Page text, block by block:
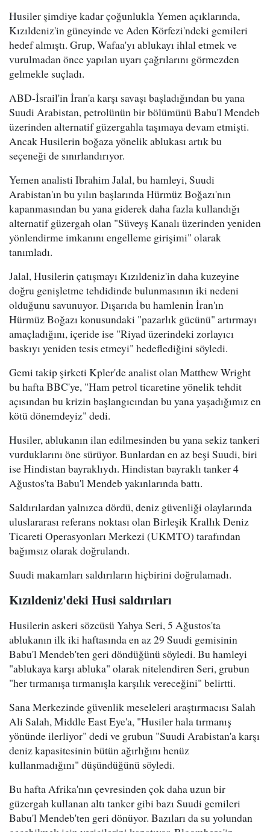
Husiler şimdiye kadar çoğunlukla Yemen açıklarında,
Kızıldeniz'in güneyinde ve Aden Körfezi'ndeki gemileri
hedef almıştı. Grup, Wafaa'yı ablukayı ihlal etmek ve
vurulmadan önce yapılan uyarı çağrılarını görmezden
gelmekle suçladı.
ABD-İsrail'in İran'a karşı savaşı başladığından bu yana
Suudi Arabistan, petrolünün bir bölümünü Babu'l Mendeb
üzerinden alternatif güzergahla taşımaya devam etmişti.
Ancak Husilerin boğaza yönelik ablukası artık bu
seçeneği de sınırlandırıyor.
Yemen analisti Ibrahim Jalal, bu hamleyi, Suudi
Arabistan'ın bu yılın başlarında Hürmüz Boğazı'nın
kapanmasından bu yana giderek daha fazla kullandığı
alternatif güzergah olan "Süveyş Kanalı üzerinden yeniden
yönlendirme imkanını engelleme girişimi" olarak
tanımladı.
Jalal, Husilerin çatışmayı Kızıldeniz'in daha kuzeyine
doğru genişletme tehdidinde bulunmasının iki nedeni
olduğunu savunuyor. Dışarıda bu hamlenin İran'ın
Hürmüz Boğazı konusundaki "pazarlık gücünü" artırmayı
amaçladığını, içeride ise "Riyad üzerindeki zorlayıcı
baskıyı yeniden tesis etmeyi" hedeflediğini söyledi.
Gemi takip şirketi Kpler'de analist olan Matthew Wright
bu hafta BBC'ye, "Ham petrol ticaretine yönelik tehdit
açısından bu krizin başlangıcından bu yana yaşadığımız en
kötü dönemdeyiz" dedi.
Husiler, ablukanın ilan edilmesinden bu yana sekiz tankeri
vurduklarını öne sürüyor. Bunlardan en az beşi Suudi, biri
ise Hindistan bayraklıydı. Hindistan bayraklı tanker 4
Ağustos'ta Babu'l Mendeb yakınlarında battı.
Saldırılardan yalnızca dördü, deniz güvenliği olaylarında
uluslararası referans noktası olan Birleşik Krallık Deniz
Ticareti Operasyonları Merkezi (UKMTO) tarafından
bağımsız olarak doğrulandı.
Suudi makamları saldırıların hiçbirini doğrulamadı.
Kızıldeniz'deki Husi saldırıları
Husilerin askeri sözcüsü Yahya Seri, 5 Ağustos'ta
ablukanın ilk iki haftasında en az 29 Suudi gemisinin
Babu'l Mendeb'ten geri döndüğünü söyledi. Bu hamleyi
"ablukaya karşı abluka" olarak nitelendiren Seri, grubun
"her tırmanışa tırmanışla karşılık vereceğini" belirtti.
Sana Merkezinde güvenlik meseleleri araştırmacısı Salah
Ali Salah, Middle East Eye'a, "Husiler hala tırmanış
yönünde ilerliyor" dedi ve grubun "Suudi Arabistan'a karşı
deniz kapasitesinin bütün ağırlığını henüz
kullanmadığını" düşündüğünü söyledi.
Bu hafta Afrika'nın çevresinden çok daha uzun bir
güzergah kullanan altı tanker gibi bazı Suudi gemileri
Babu'l Mendeb'ten geri dönüyor. Bazıları da su yolundan